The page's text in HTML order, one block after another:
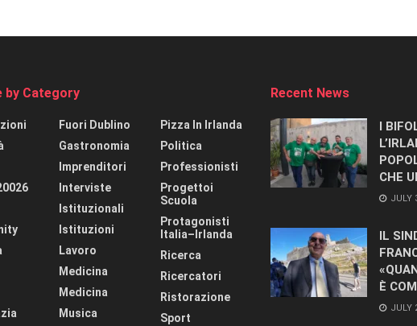
by Category
Fuori Dublino
Gastronomia
Imprenditori
Interviste
Istituzionali
Istituzioni
Lavoro
Medicina
Medicina
Musica
Pizza In Irlanda
Politica
Professionisti
Progettoi
Scuola
Protagonisti
Italia–Irlanda
Ricerca
Ricercatori
Ristorazione
Sport
Recent News
I
CHE
JULY
IL
È
JULY